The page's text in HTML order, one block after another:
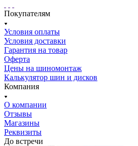
Покупателям
Условия оплаты
Условия доставки
Гарантия на товар
Оферта
Цены на шиномонтаж
Калькулятор шин и дисков
Компания
О компании
Отзывы
Магазины
Реквизиты
До встречи